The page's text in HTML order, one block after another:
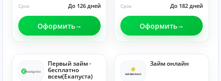
До 126 дней
Срок
Оформить
До 182 дней
Срок
Оформить
Первый займ -
бесплатно
всем(Eкапуста)
Займ онлайн